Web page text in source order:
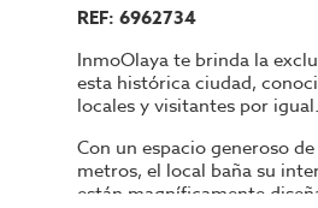
REF: 6962734
InmoOlaya te brinda la
esta histórica ciudad,
locales y visitantes por igual.
Con un espacio generoso
metros, el local baña su
están magníficamente